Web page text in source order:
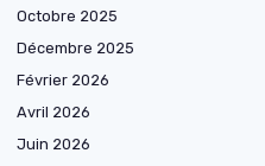
Octobre 2025
Décembre 2025
Février 2026
Avril 2026
Juin 2026